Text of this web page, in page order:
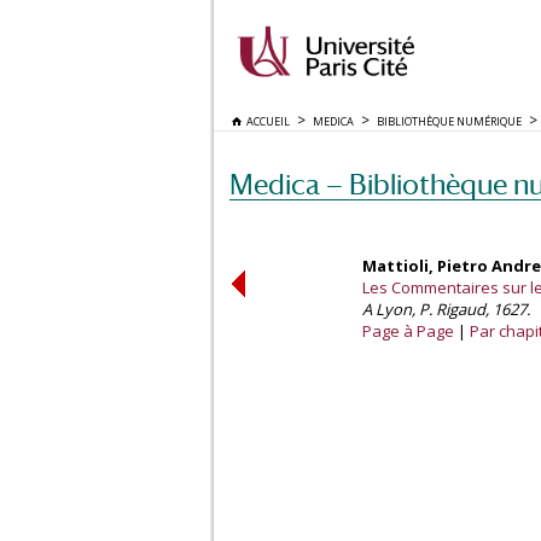
ACCUEIL MEDICA BIBLIOTHÈQUE NUMÉRIQUE
Medica — Bibliothèque
Mattioli, Pietro
Les Commentaires sur
A Lyon, P. Rigaud, 1627.
Page à Page
Par